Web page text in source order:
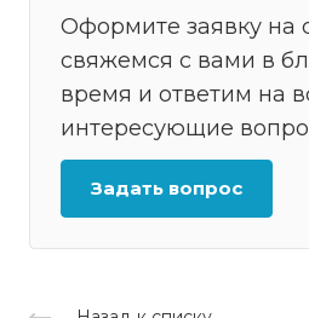
Оформите заявку на
свяжемся с вами в
время и ответим на
интересующие
Задать вопрос